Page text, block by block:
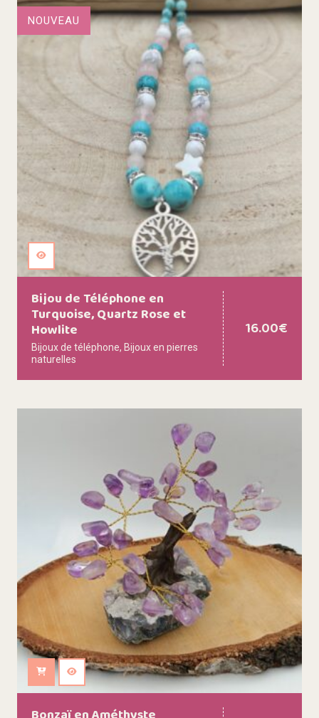
NOUVEAU
Bijou de Téléphone en
Turquoise, Quartz Rose et
Howlite
Bijoux de téléphone, Bijoux en pierres
naturelles
16.00€
Ajouter au panier